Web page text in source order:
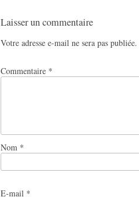
Laisser un commentaire
Votre adresse e-mail ne sera pas publiée.
Commentaire *
Nom *
E-mail *